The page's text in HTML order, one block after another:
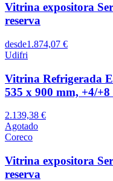
Vitrina expositora
reserva
desde1.874,07 €
Udifri
Vitrina Refrigerada
535 x 900 mm, +4/+8
2.139,38 €
Agotado
Coreco
Vitrina expositora
reserva